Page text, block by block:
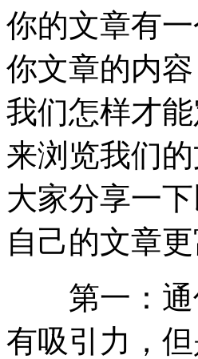
你的文章有
你文章的内
我们怎样才
来浏览我们
大家分享一
自己的文章更
第一：通
有吸引力，